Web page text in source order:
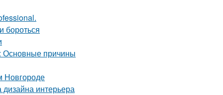
бороться
Основные причины
Новгороде
интерьера